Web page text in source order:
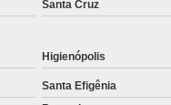
Santa Cruz
Higienópolis
Santa Efigênia